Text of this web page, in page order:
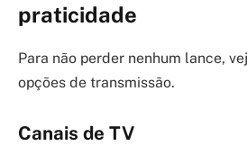
praticidade
Para não perder nenhum lance,
opções de transmissão.
Canais de TV